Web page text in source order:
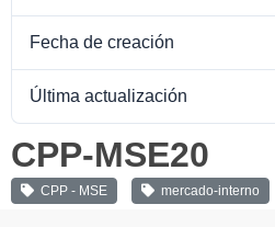
Fecha de creación
Última actualización
CPP-MSE20
CPP - MSE mercado-interno